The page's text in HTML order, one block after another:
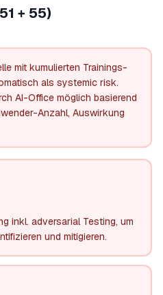
+ 55)
mit kumulierten Trainings-
als systemic risk.
AI-Office möglich basierend
Anzahl, Auswirkung
inkl. adversarial Testing, um
und mitigieren.